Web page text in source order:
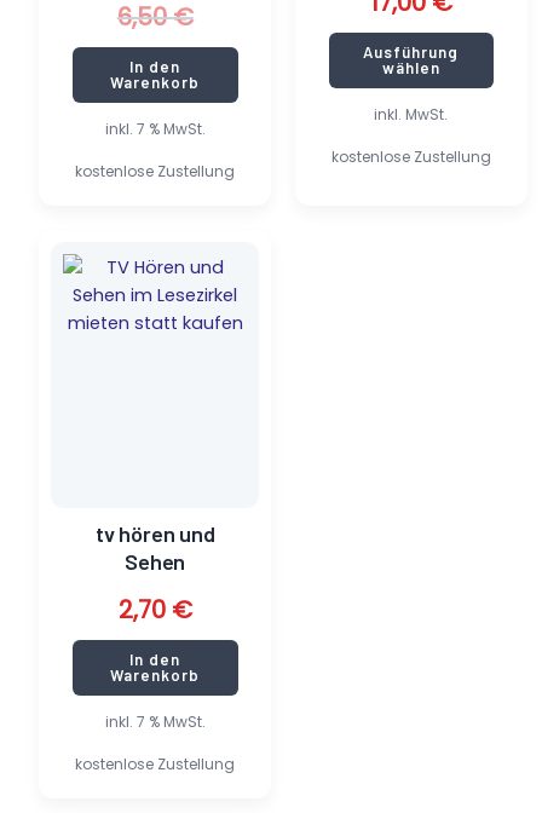
inkl. 7 % MwSt.
kostenlose Zustellung
6,50€
In den
Warenkorb
inkl. MwSt.
kostenlose Zustellung
Ausführung
wählen
inkl. 7 % MwSt.
kostenlose Zustellung
tv hören und
Sehen
2,70 €
In den
Warenkorb